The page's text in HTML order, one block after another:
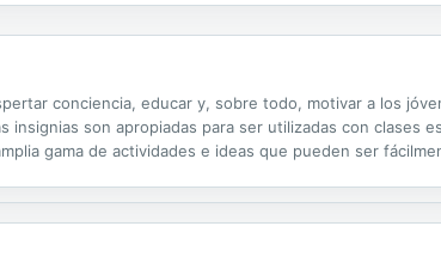
conciencia, educar y, sobre todo, motivar a los
insignias son apropiadas para ser utilizadas con clases
gama de actividades e ideas que pueden ser